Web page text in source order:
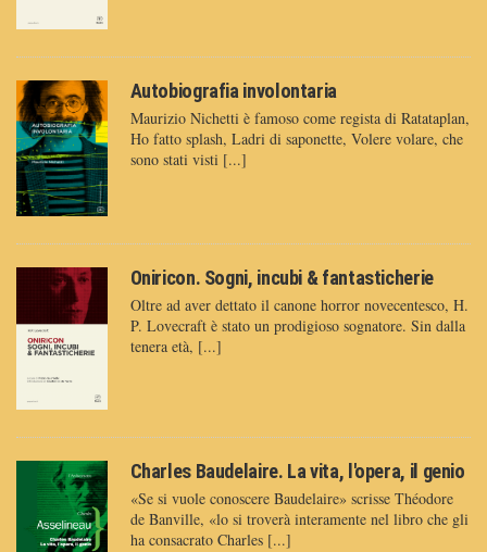
Autobiografia involontaria
Maurizio Nichetti è famoso come regista di Ratataplan,
Ho fatto splash, Ladri di saponette, Volere volare, che
sono stati visti [...]
Oniricon. Sogni, incubi & fantasticherie
Oltre ad aver dettato il canone horror novecentesco, H.
P. Lovecraft è stato un prodigioso sognatore. Sin dalla
tenera età, [...]
Charles Baudelaire. La vita, l'opera, il genio
«Se si vuole conoscere Baudelaire» scrisse Théodore
de Banville, «lo si troverà interamente nel libro che gli
ha consacrato Charles [...]